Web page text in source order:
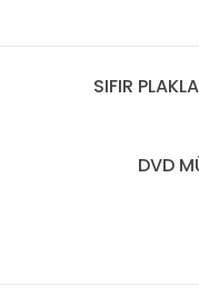
SIFIR
DVD